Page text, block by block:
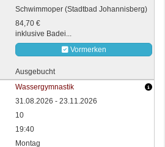
Schwimmoper (Stadtbad Johannisberg)
84,70 €
inklusive Badei...
Vormerken
Ausgebucht
Wassergymnastik
31.08.2026 - 23.11.2026
10
19:40
Montag